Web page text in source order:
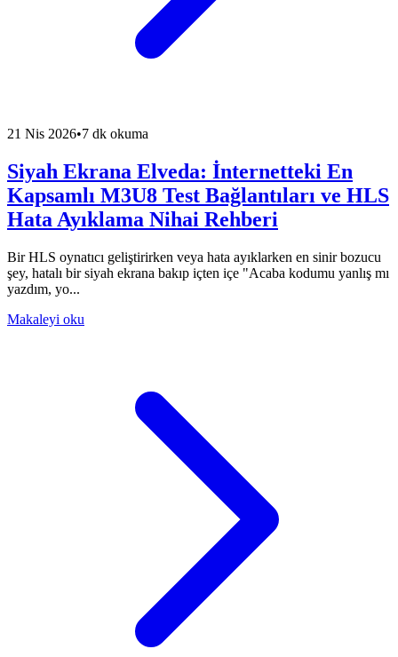
21 Nis 2026•7 dk okuma
Siyah Ekrana Elveda: İnternetteki En
Kapsamlı M3U8 Test Bağlantıları ve HLS
Hata Ayıklama Nihai Rehberi
Bir HLS oynatıcı geliştirirken veya hata ayıklarken en sinir bozucu
şey, hatalı bir siyah ekrana bakıp içten içe "Acaba kodumu yanlış mı
yazdım, yo...
Makaleyi oku